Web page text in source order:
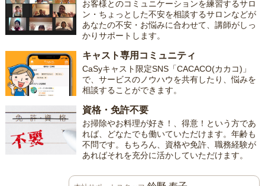
お客様とのコミュニケーションを練習するサロ
ン・ちょっとした不安を相談するサロンなどが
あなたの不安・お悩みに合わせて、講師がしっ
かりサポートします。
キャスト専用コミュニティ
CaSyキャスト限定SNS「CACACO(カカコ)」
で、サービスのノウハウを共有したり、悩みを
相談することができます。
資格・免許不要
お掃除やお料理が好き！、得意！という方であ
れば、どなたでも働いていただけます。年齢も
不問です。もちろん、資格や免許、職務経験が
あればそれを充分に活かしていただけます。